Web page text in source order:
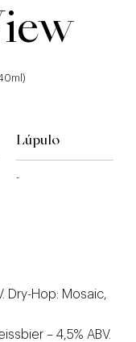
Lúpulo
-
Dry-Hop: Mosaic,
– 4,5% ABV.